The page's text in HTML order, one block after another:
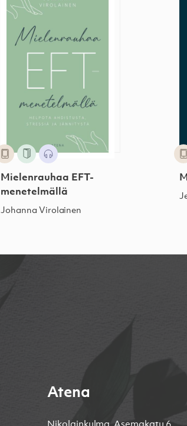
Mielenrauhaa EFT-
menetelmällä
Johanna Virolainen
Atena